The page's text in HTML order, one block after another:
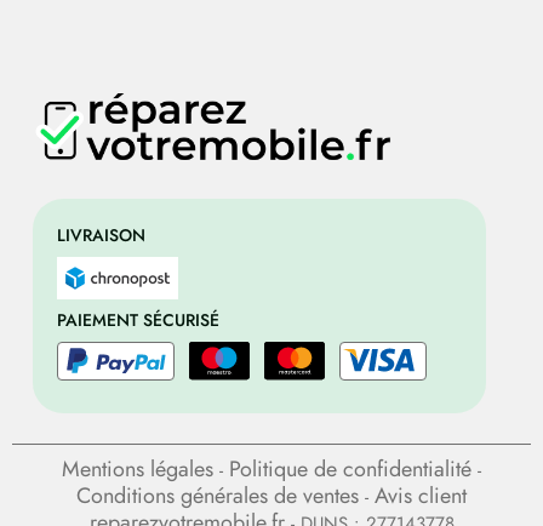
LIVRAISON
PAIEMENT SÉCURISÉ
Mentions légales - Politique de confidentialité -
Conditions générales de ventes - Avis client